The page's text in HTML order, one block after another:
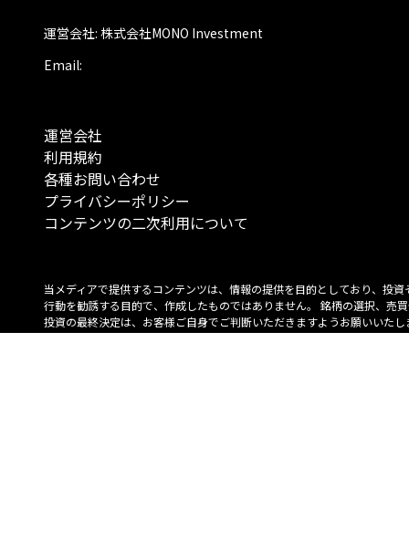
運営会社: 株式会社MONO Investment
Email:
運営会社
利用規約
各種お問い合わせ
プライバシーポリシー
コンテンツの二次利用について
当メディアで提供するコンテンツは、情報の提供を目的としており、投資
行動を勧誘する目的で、作成したものではありません。 銘柄の選択、売
投資の最終決定は、お客様ご自身でご判断いただきますようお願いいたし
コンテンツの情報は、弊社が信頼できると判断した情報源から入手したも